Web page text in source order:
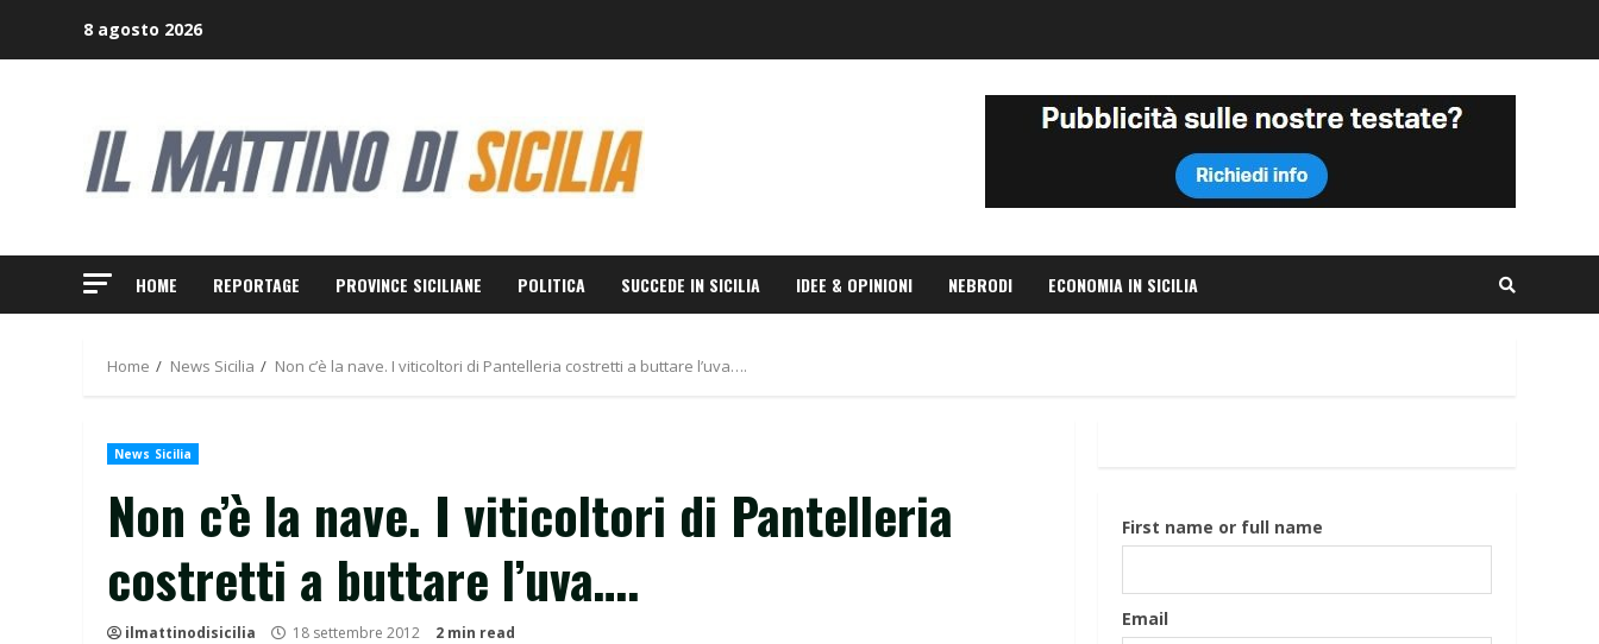
8 agosto 2026
HOME REPORTAGE PROVINCE SICILIANE POLITICA SUCCEDE IN SICILIA IDEE & OPINIONI NEBRODI ECONOMIA IN SICILIA
Home News Sicilia Non c’è la nave. I viticoltori di Pantelleria costretti a buttare l’uva….
News Sicilia
Non c’è la nave. I viticoltori di Pantelleria
costretti a buttare l’uva….
ilmattinodisicilia 18 settembre 2012 2 min read
First name or full name
Email